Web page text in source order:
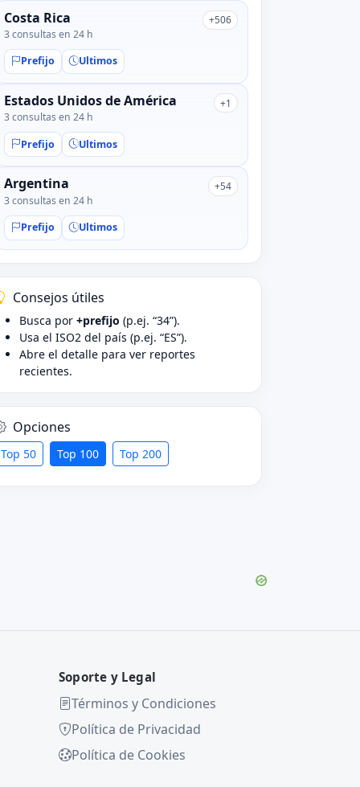
Costa Rica
3 consultas en 24 h
+506
Prefijo Ultimos
Estados Unidos de América
3 consultas en 24 h
+1
Prefijo Ultimos
Argentina
3 consultas en 24 h
+54
Prefijo Ultimos
Consejos útiles
Busca por+prefijo (p.ej. “34”).
Usa el ISO2 del país (p.ej. “ES”).
Abre el detalle para ver reportes
recientes.
Opciones
Top 50 Top 100 Top 200
Soporte y Legal
Términos y Condiciones
Política de Privacidad
Política de Cookies